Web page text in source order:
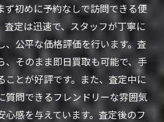
的確なアドバイス
と顧客サポート
を意識した買取方針
る茨城県かすみがうら市のス
用術
トワークを活かした取引
ず初めに予約なしで訪問できる便
査定は迅速で、スタッフが丁寧に
、公平な価格評価を行います。査
、そのまま即日買取も可能で、手
ことが好評です。また、査定中に
質問できるフレンドリーな雰囲気
心感を与えています。査定後のフ